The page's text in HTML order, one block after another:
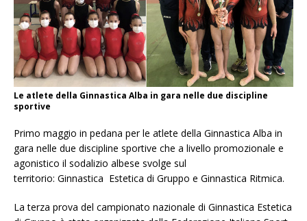
Le atlete della Ginnastica Alba in gara nelle due discipline
sportive
Primo maggio in pedana per le atlete della Ginnastica Alba in
gara nelle due discipline sportive che a livello promozionale e
agonistico il sodalizio albese svolge sul
territorio: Ginnastica Estetica di Gruppo e Ginnastica Ritmica.
La terza prova del campionato nazionale di Ginnastica Estetica